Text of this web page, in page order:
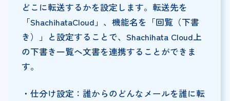
どこに転送するかを設定します。転送先を
「ShachihataCloud」、機能名を「回覧（下書
き）」と設定することで、Shachihata Cloud上
の下書き一覧へ文書を連携することができま
す。
・仕分け設定：誰からのどんなメールを誰に転